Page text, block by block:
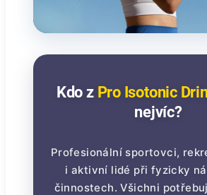
Kdo z Pro Isotonic
nejvíc?
Profesionální sportovci,
i aktivní lidé při fyzicky
činnostech. Všichni